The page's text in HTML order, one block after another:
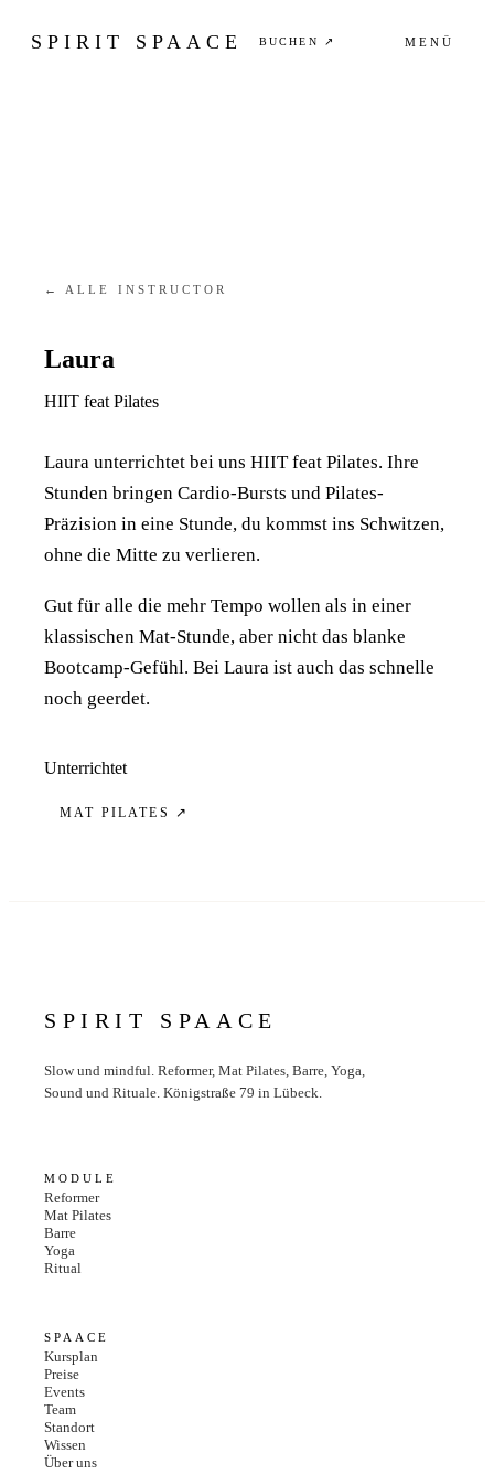
SPIRIT SPAACE BUCHEN ↗ MENÜ
← ALLE INSTRUCTOR
Laura
HIIT feat Pilates
Laura unterrichtet bei uns HIIT feat Pilates. Ihre
Stunden bringen Cardio-Bursts und Pilates-
Präzision in eine Stunde, du kommst ins Schwitzen,
ohne die Mitte zu verlieren.
Gut für alle die mehr Tempo wollen als in einer
klassischen Mat-Stunde, aber nicht das blanke
Bootcamp-Gefühl. Bei Laura ist auch das schnelle
noch geerdet.
Unterrichtet
MAT PILATES ↗
SPIRIT SPAACE
Slow und mindful. Reformer, Mat Pilates, Barre, Yoga,
Sound und Rituale. Königstraße 79 in Lübeck.
MODULE
Reformer
Mat Pilates
Barre
Yoga
Ritual
SPAACE
Kursplan
Preise
Events
Team
Standort
Wissen
Über uns